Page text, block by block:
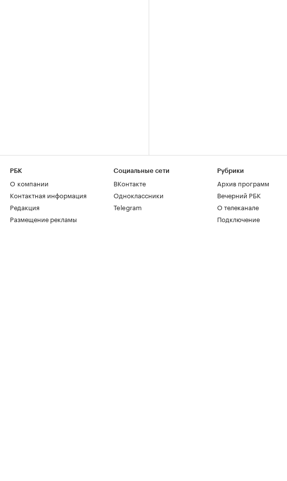
РБК
О компании
Контактная информация
Редакция
Размещение рекламы
Социальные сети
ВКонтакте
Одноклассники
Telegram
Рубрики
Архив программ
Вечерний РБК
О телеканале
Подключение